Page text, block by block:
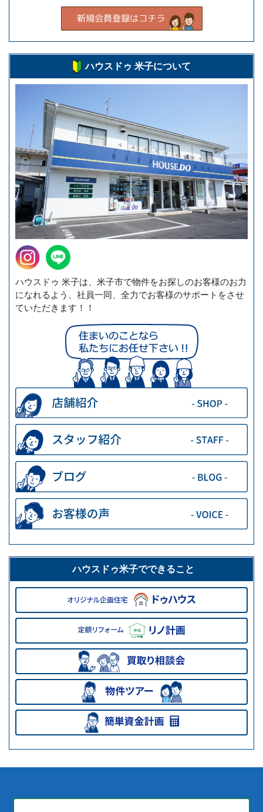
ハウスドゥ 米子について
ハウスドゥ 米子は、米子市で物件をお探しのお客様のお力
になれるよう、社員一同、全力でお客様のサポートをさせ
ていただきます！！
ハウスドゥ米子でできること